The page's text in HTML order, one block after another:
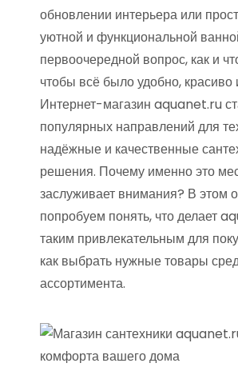
обновлении интерьера или
уютной и функциональной
первоочередной вопрос, как и
чтобы всё было удобно, красиво
Интернет-магазин aquanet.ru
популярных направлений для
надёжные и качественные
решения. Почему именно это
заслуживает внимания? В этом
попробуем понять, что делает
таким привлекательным для
как выбрать нужные товары
ассортимента.